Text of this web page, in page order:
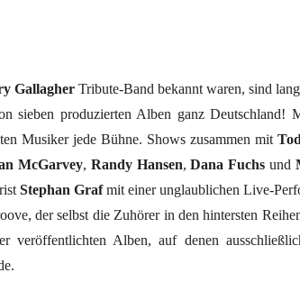
GallagherTribute-Band bekannt waren, sind
sieben produzierten Alben ganz Deutschland!
Musiker jede Bühne. Shows zusammen mit
McGarvey, Randy Hansen,Dana Fuchs und
Stephan Grafmit einer unglaublichen Live-
der selbst die Zuhörer in den hintersten
Alben, auf denen